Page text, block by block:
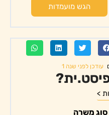
הגש מועמדות
עודכן לפני שנה 1
>
סוג משרה